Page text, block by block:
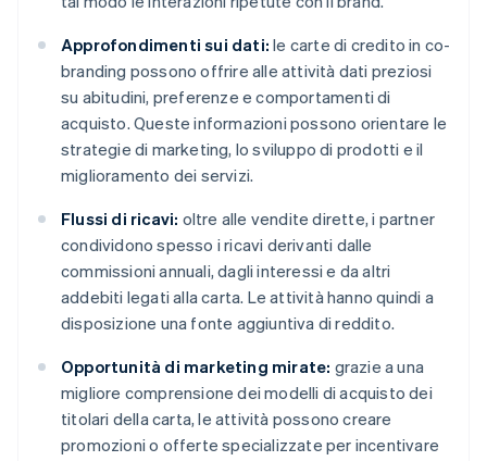
Approfondimenti sui dati: le carte di credito in co-
branding possono offrire alle attività dati preziosi
su abitudini, preferenze e comportamenti di
acquisto. Queste informazioni possono orientare le
strategie di marketing, lo sviluppo di prodotti e il
miglioramento dei servizi.
Flussi di ricavi: oltre alle vendite dirette, i partner
condividono spesso i ricavi derivanti dalle
commissioni annuali, dagli interessi e da altri
addebiti legati alla carta. Le attività hanno quindi a
disposizione una fonte aggiuntiva di reddito.
Opportunità di marketing mirate: grazie a una
migliore comprensione dei modelli di acquisto dei
titolari della carta, le attività possono creare
promozioni o offerte specializzate per incentivare